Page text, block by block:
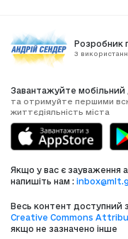
Розробник
З
Завантажуйте
та отримуйте першими
життєдіяльність міста
Якщо у вас є зауваження
напишіть нам :
Весь контент доступний
Creative Commons
якщо не зазначено інше